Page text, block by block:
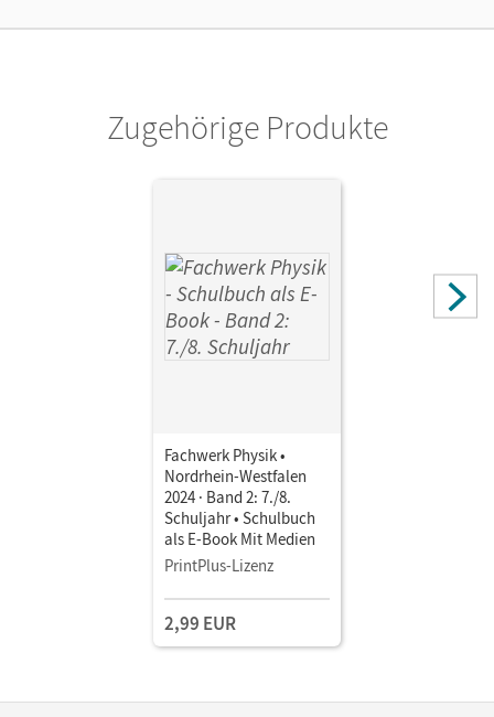
Zugehörige Produkte
Fachwerk Physik •
Nordrhein-Westfalen
2024 · Band 2: 7./8.
Schuljahr • Schulbuch
als E-Book Mit Medien
PrintPlus-Lizenz
2,99 EUR